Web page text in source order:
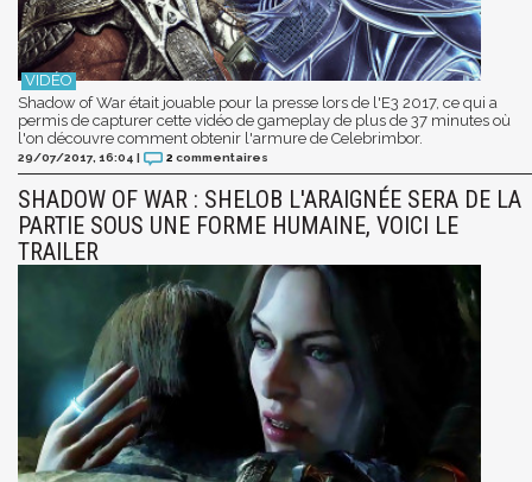
Shadow of War était jouable pour la presse lors de l'E3 2017, ce qui a
permis de capturer cette vidéo de gameplay de plus de 37 minutes où
l'on découvre comment obtenir l'armure de Celebrimbor.
29/07/2017, 16:04 | 2 commentaires
SHADOW OF WAR : SHELOB L'ARAIGNÉE SERA DE LA
PARTIE SOUS UNE FORME HUMAINE, VOICI LE
TRAILER